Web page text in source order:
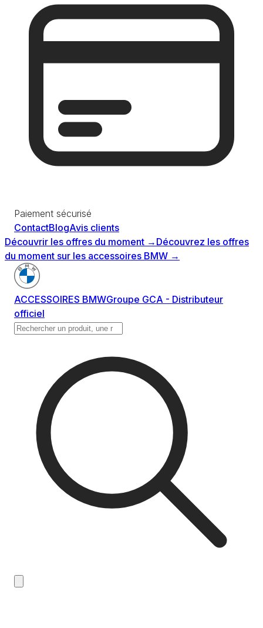
Paiement sécurisé
ContactBlogAvis clients
Découvrir les offres du moment → Découvrez les offres
du moment sur les accessoires BMW →
ACCESSOIRES BMWGroupe GCA - Distributeur
officiel